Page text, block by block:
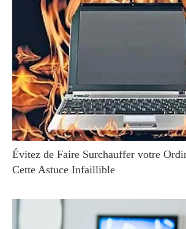
Évitez de Faire Surchauffer votre
Cette Astuce Infaillible